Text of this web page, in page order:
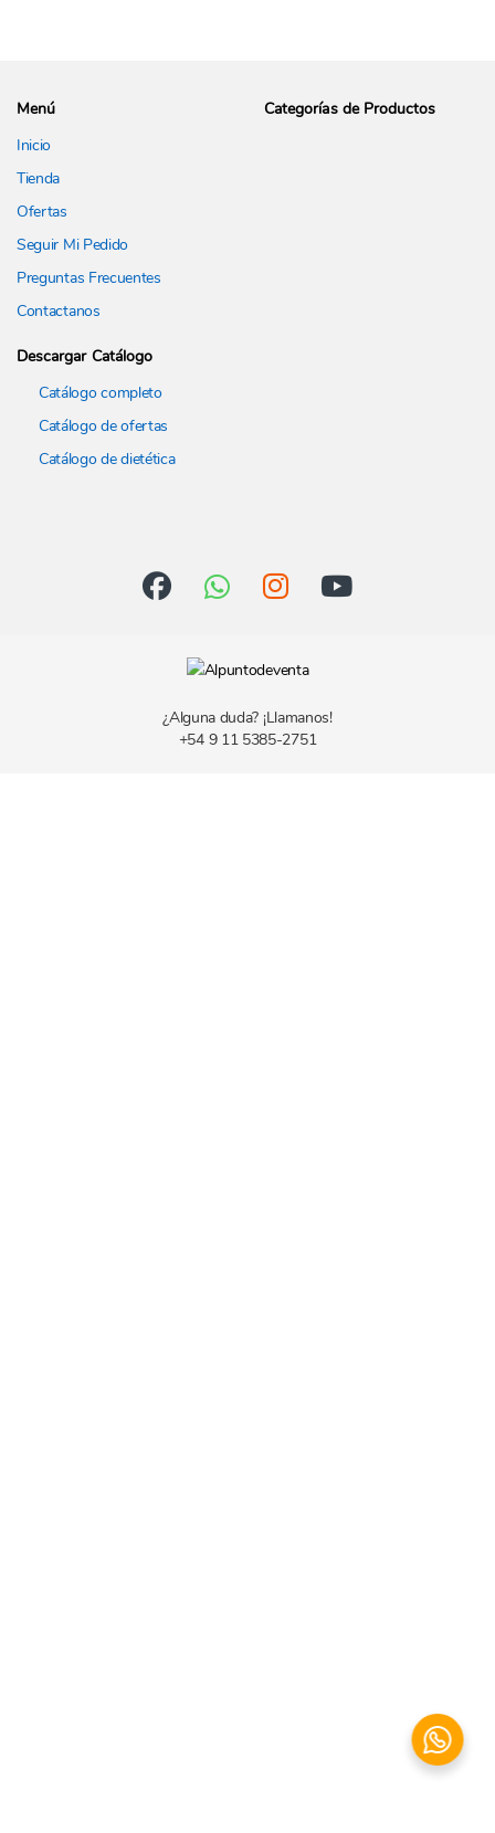
Menú
Inicio
Tienda
Ofertas
Seguir Mi Pedido
Preguntas Frecuentes
Contactanos
Categorías de Productos
Descargar Catálogo
Catálogo completo
Catálogo de ofertas
Catálogo de dietética
¿Alguna duda? ¡Llamanos!
+54 9 11 5385-2751